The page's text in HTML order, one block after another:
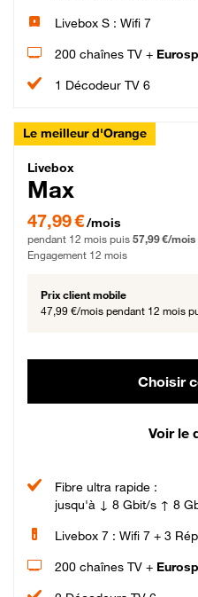
Livebox S : Wifi 7
200 chaînes TV +
1 Décodeur TV 6
Le meilleur d'Orange
Livebox Max
Livebox
Max
47,99 € par mois pendant 12 mois
47,99 €/mois
pendant 12 mois puis 57,99 €/mois
Engagement 12 mois
Prix client mobile
47,99 €/mois pendant 12 mois
Choisir
Voir le
Fibre ultra rapide :
jusqu'à ↓ 8 Gbit/s ↑ 8
Livebox 7 : Wifi 7 + 3
200 chaînes TV +